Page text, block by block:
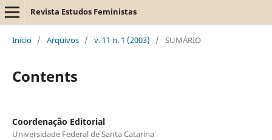
Revista Estudos Feministas
Início / Arquivos / v. 11 n. 1 (2003) / SUMÁRIO
Contents
Coordenação Editorial
Universidade Federal de Santa Catarina